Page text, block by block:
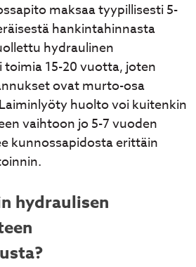
maksaa tyypillisesti 5-
hankintahinnasta
hydraulinen
15-20 vuotta, joten
ovat murto-osa
huolto voi kuitenkin
vaihtoon jo 5-7 vuoden
kunnossapidosta erittäin
hydraulisen